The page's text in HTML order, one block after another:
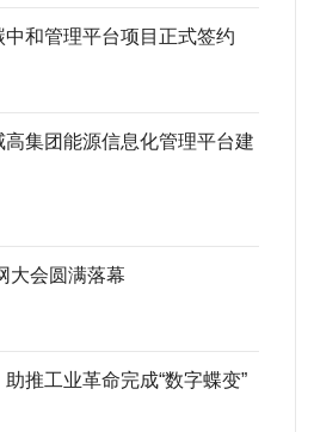
和管理平台项目正式签约
集团能源信息化管理平台建
大会圆满落幕
推工业革命完成“数字蝶变”